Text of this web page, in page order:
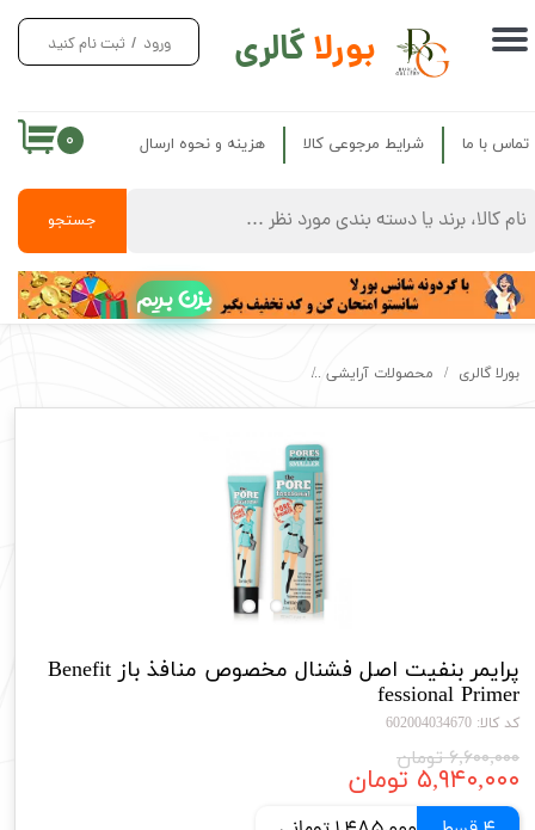
بورلاگالری
جستجو
ورود / ثبت نام کنید
حساب کاربری من
سفارشات
خروج از حساب کاربری
۰ تماس با ما شرایط مرجوعی کالا هزینه و نحوه ارسال
بزن بریم
بورلا گالری محصولات آرایشی
پرایمر بنفیت اصل فشنال مخصوص منافذ باز Benefit
fessional Primer
کد کالا: 602004034670
۶,۶۰۰,۰۰۰ تومان
۵,۹۴۰,۰۰۰ تومان